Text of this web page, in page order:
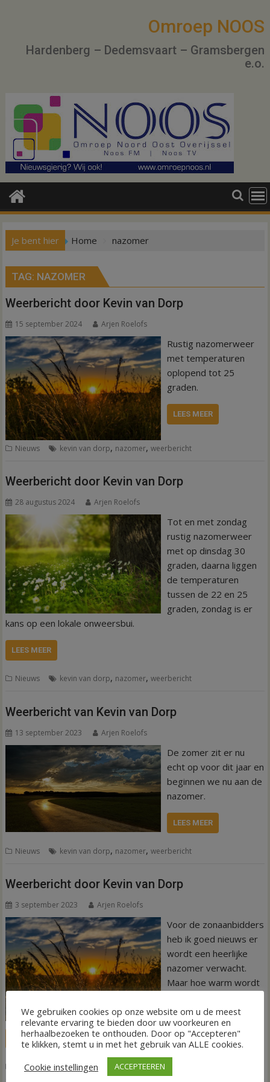
Omroep NOOS
Hardenberg – Dedemsvaart – Gramsbergen
e.o.
Je bent hier Home nazomer
TAG: NAZOMER
Weerbericht door Kevin van Dorp
15 september 2024 Arjen Roelofs
Rustig nazomerweer
met temperaturen
oplopend tot 25
graden.
LEES MEER
Nieuws kevin van dorp, nazomer,weerbericht
Weerbericht door Kevin van Dorp
28 augustus 2024 Arjen Roelofs
Tot en met zondag
rustig nazomerweer
met op dinsdag 30
graden, daarna liggen
de temperaturen
tussen de 22 en 25
graden, zondag is er
kans op een lokale onweersbui.
LEES MEER
Nieuws kevin van dorp, nazomer,weerbericht
Weerbericht van Kevin van Dorp
13 september 2023 Arjen Roelofs
De zomer zit er nu
echt op voor dit jaar en
beginnen we nu aan de
nazomer.
LEES MEER
Nieuws kevin van dorp, nazomer,weerbericht
Weerbericht door Kevin van Dorp
3 september 2023 Arjen Roelofs
Voor de zonaanbidders
heb ik goed nieuws er
wordt een heerlijke
nazomer verwacht.
Maar hoe warm wordt
u hier.
LEES MEER
Nieuws kevin van dorp ,nazomer,weerbericht
We gebruiken cookies op onze website om u de meest
relevante ervaring te bieden door uw voorkeuren en
herhaalbezoeken te onthouden. Door op "Accepteren"
te klikken, stemt u in met het gebruik van ALLE cookies.
Cookie instellingen
ACCEPTEEREN